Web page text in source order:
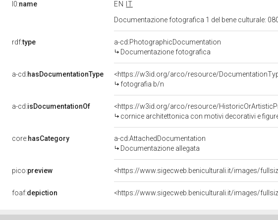
l0:name EN
IT
Documentazione fotografica 1 del bene culturale:
rdf:type
a-cd:PhotographicDocumentation
Documentazione fotografica
a-cd:hasDocumentationType
<https://w3id.org/arco/resource/
fotografia b/n
a-cd:isDocumentationOf
<https://w3id.org/arco/resource/
cornice architettonica con motivi decorativi e
core:hasCategory
a-cd:AttachedDocumentation
Documentazione allegata
pico:preview <https://www.sigecweb.beniculturali.it/images/
foaf:depiction <https://www.sigecweb.beniculturali.it/images/